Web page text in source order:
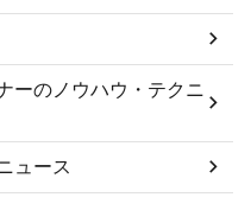
ーのノウハウ・テクニ
ュース